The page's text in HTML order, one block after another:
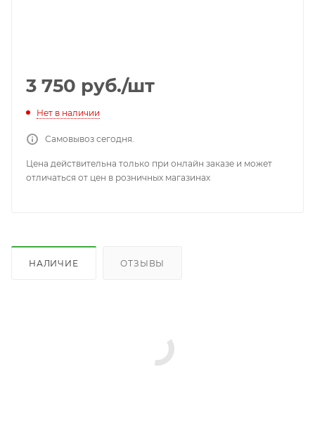
3 750 руб./шт
Нет в наличии
Самовывоз сегодня.
Цена действительна только при онлайн заказе и может
отличаться от цен в розничных магазинах
НАЛИЧИЕ ОТЗЫВЫ